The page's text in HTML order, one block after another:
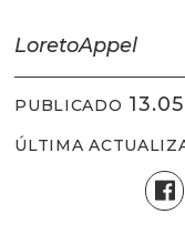
LoretoAppel
PUBLICADO
ÚLTIMA